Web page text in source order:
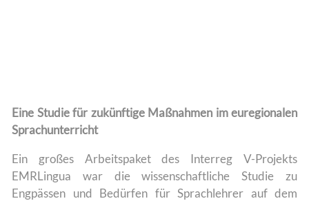
Eine Studie für zukünftige Maßnahmen im euregionalen
Sprachunterricht
Ein großes Arbeitspaket des Interreg V-Projekts
EMRLingua war die wissenschaftliche Studie zu
Engpässen und Bedürfen für Sprachlehrer auf dem